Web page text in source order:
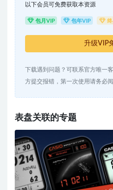
以下会员可免费获取本资源
包月VIP 包年VIP 终
升级VIP
下载遇到问题？可联系官方唯一
方提交报错，第一次使用请务必
表盘关联的专题